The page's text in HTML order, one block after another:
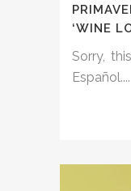
‘WINE
Sorry,
Español....